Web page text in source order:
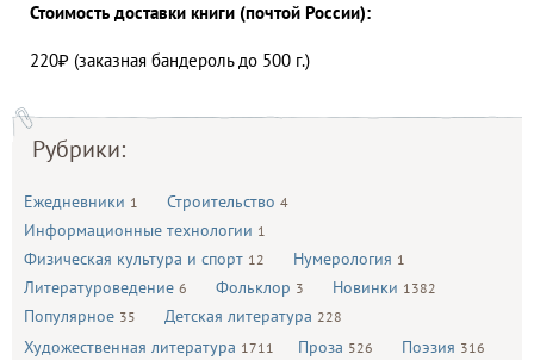
Рубрики:
Ежедневники 1 Строительство 4
Информационные технологии 1
Физическая культура и спорт 12 Нумерология 1
Литературоведение 6 Фольклор 3 Новинки 1382
Популярное 35 Детская литература 228
Художественная литература 1711 Проза 526 Поэзия 316
Стоимость доставки книги (почтой России):
220₽ (заказная бандероль до 500 г.)